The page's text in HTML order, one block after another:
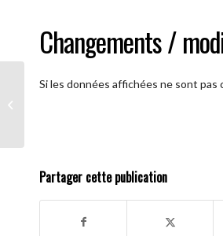
Changements /
Si les données affichées ne sont
Partager cette publication